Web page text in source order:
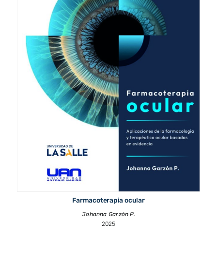
Farmacoterapia ocular
Johanna Garzón P.
2025